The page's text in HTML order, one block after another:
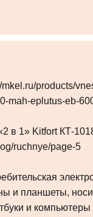
products/
mah-eplutus-eb-
в 1» Kitfort КТ-
ruchnye/page-5
и планшеты,
и